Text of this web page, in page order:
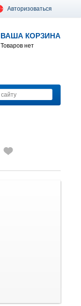
Авторизоваться
ВАША КОРЗИНА
Товаров нет